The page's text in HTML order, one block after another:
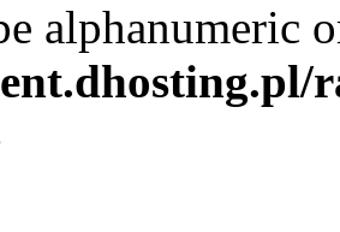
alphanumeric